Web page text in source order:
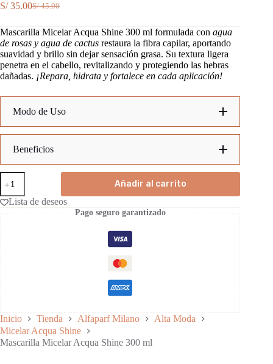
S/45.00
El
original
era:
S/ 45.00.
S/35.00El
actual
es:
S/ 35.00.
Mascarilla Micelar Acqua Shine 300 ml formulada con agua
de rosas y agua de cactus restaura la fibra capilar, aportando
suavidad y brillo sin dejar sensación grasa. Su textura ligera
penetra en el cabello, revitalizando y protegiendo las hebras
dañadas. ¡Repara, hidrata y fortalece en cada aplicación!
Modo de Uso
5 a 10 minutos
Beneficios
Limpieza profunda:
Equilibrio:
Mascarilla
Micelar
Acqua
Shine
Añadir al carrito
Lista de deseos
Pago seguro garantizado
Inicio Tienda Alfaparf Milano
Alta Moda
Micelar Acqua Shine
Mascarilla Micelar Acqua Shine 300 ml